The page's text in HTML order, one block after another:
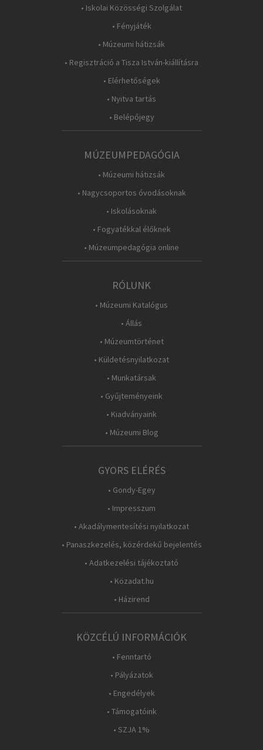
• Iskolai Közösségi Szolgálat
• Fényjáték
• Múzeumi hátizsák
• Regisztráció a Tisza István-kiállításra
• Elérhetőségek
• Nyitva tartás
• Belépőjegy
MÚZEUMPEDAGÓGIA
• Múzeumi hátizsák
• Nagycsoportos óvodásoknak
• Iskolásoknak
• Fogyatékkal élőknek
• Múzeumpedagógia online
RÓLUNK
• Múzeumi Katalógus
• Állás
• Múzeumtörténet
• Küldetésnyilatkozat
• Munkatársak
• Gyűjteményeink
• Kiadványaink
• Múzeumi Blog
GYORS ELÉRÉS
• Gondy-Egey
• Impresszum
• Akadálymentesítési nyilatkozat
• Panaszkezelés, közérdekű bejelentés
• Adatkezelési tájékoztató
• Közadat.hu
• Házirend
KÖZCÉLÚ INFORMÁCIÓK
• Fenntartó
• Pályázatok
• Engedélyek
• Támogatóink
• SZJA 1%